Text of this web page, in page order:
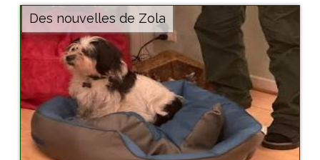
Des nouvelles de Zola